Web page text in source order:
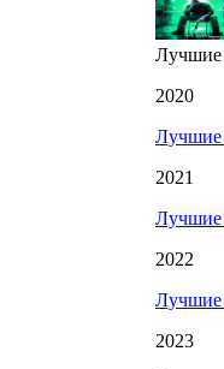
Лучшие
2020
Лучшие
2021
Лучшие
2022
Лучшие
2023